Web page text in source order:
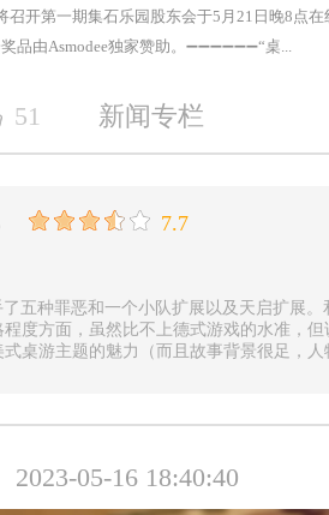
召开第一期集石乐园股东会于5月21日晚8点
由Asmodee独家赞助。➖➖➖➖➖➖“桌...
51 新闻专栏
7.7
五种罪恶和一个小队扩展以及天启扩展
度方面，虽然比不上德式游戏的水准，
式桌游主题的魅力（而且故事背景很足，
如若不慎，充满力量的化身必将索去英
很不错，而作为拓展中的天启和天启四
2023-05-16 18:40:40